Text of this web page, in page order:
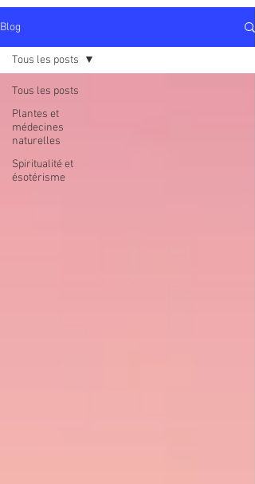
Blog
Tous les posts
Plantes et
médecines
naturelles
Spiritualité et
ésotérisme
Tous les posts